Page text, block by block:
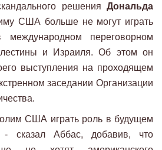
решения Дональда
США больше не могут играть
переговорном
и Израиля. Об этом он
выступления на проходящем
заседании Организации
США играть роль в будущем
- сказал Аббас, добавив, что